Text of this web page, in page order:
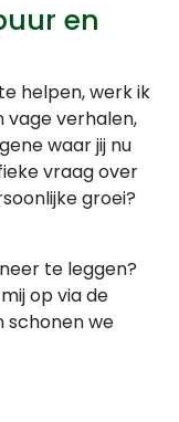
en
helpen, werk ik
vage verhalen,
waar jij nu
vraag over
groei?
te leggen?
op via de
schonen we